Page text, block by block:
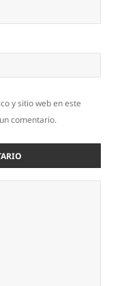
y sitio web en este
comentario.